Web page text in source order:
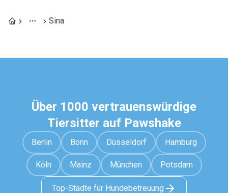
Sina
Über 1000 vertrauenswürdige
Tiersitter auf Pawshake
Berlin Bonn Düsseldorf Hamburg
Köln Mainz München Potsdam
Top-Städte für Hundebetreuung